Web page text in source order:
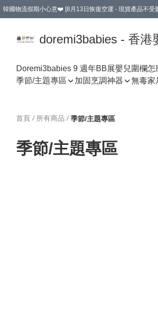
韓國物流假期小心意❤️ [8月13日恢復空運 - 現貨產品不受
doremi3babies - 香港
Doremi3babies 9 週年BB展嬰兒圍欄怎
季節/主題專區
加固烹調神器 無毒家
首頁 / 所有商品 / 季節/主題專區
季節/主題專區